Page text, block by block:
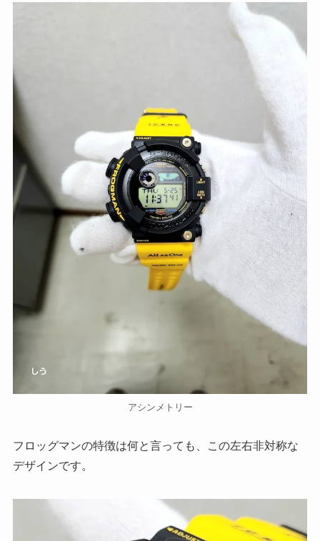
アシンメトリー
フロッグマンの特徴は何と言っても、この左右非対称な
デザインです。